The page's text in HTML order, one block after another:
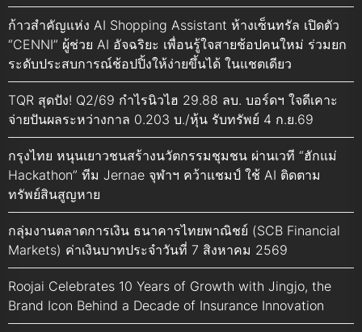
ก้าวสำคัญแห่ง AI Shopping Assistant ห้างเซ็นทรัล เปิดตัว
“CENNI” ผู้ช่วย AI อัจฉริยะ เพื่อนรู้ใจสายช้อปคนใหม่ ร่วมยก
ระดับประสบการณ์ช้อปปิ้งให้ง่ายขึ้นได้ ในแชตเดียว
TQR สุดปัง! Q2/69 กำไรนิวไฮ 29.88 ลบ. บอร์ดฯ ใจดีเคาะ
จ่ายปันผลระหว่างกาล 0.203 บ./หุ้น รับทรัพย์ 4 ก.ย.69
กรุงไทย หนุนเยาวชนสร้างนวัตกรรมชุมชน ผ่านเวที “ฮักแม่
Hackathon” ทีม Jernae จุฬาฯ คว้าแชมป์ ใช้ AI ติดตาม
ทรัพย์สินสูญหาย
กลุ่มงานตลาดการเงิน ธนาคารไทยพาณิชย์ (SCB Financial
Markets) ค่าเงินบาทประจำวันที่ 7 สิงหาคม 2569
Roojai Celebrates 10 Years of Growth with Jingjo, the
Brand Icon Behind a Decade of Insurance Innovation